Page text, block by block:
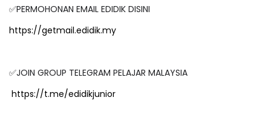
✅PERMOHONAN EMAIL EDIDIK DISINI
https://getmail.edidik.my
✅JOIN GROUP TELEGRAM PELAJAR MALAYSIA
https://t.me/edidikjunior